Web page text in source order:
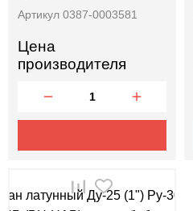
Артикул 0387-0003581
Цена
производителя